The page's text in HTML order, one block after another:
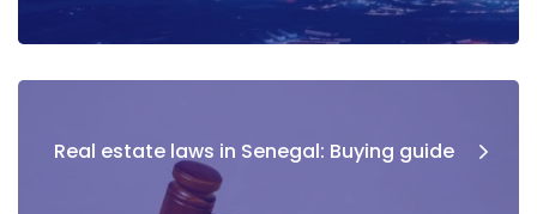
Real estate laws in Senegal: Buying guide